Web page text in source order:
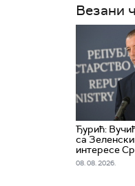
Везани
Ђурић:
са
интересе
08. 08. 2026.